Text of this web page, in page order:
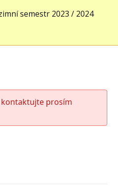
semestr 2023 / 2024
prosím